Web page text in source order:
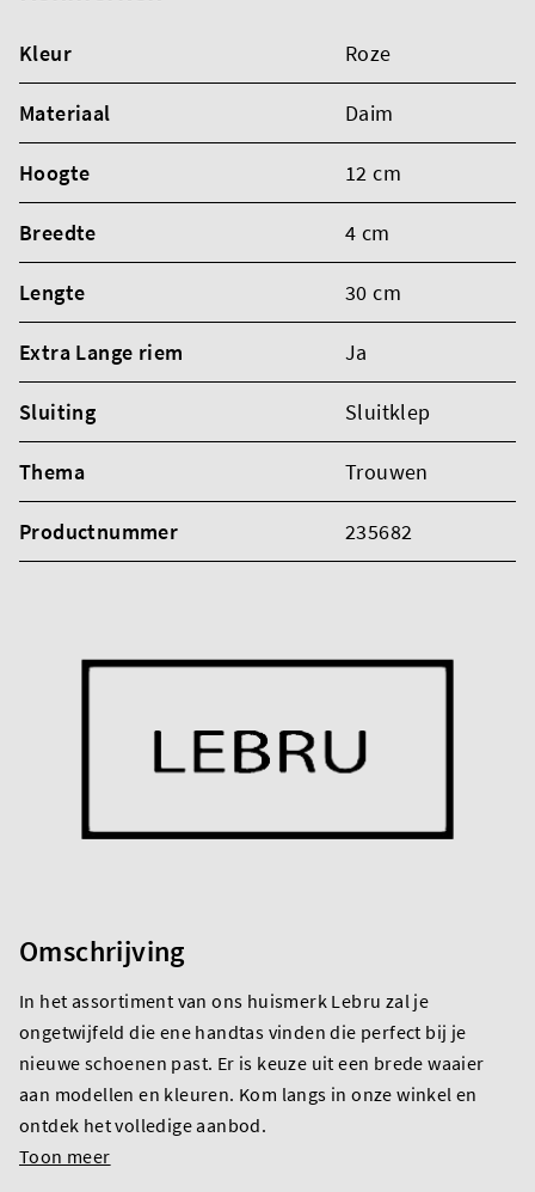
Kleur Roze
Materiaal Daim
Hoogte 12 cm
Breedte 4 cm
Lengte 30 cm
Extra Lange riem Ja
Sluiting Sluitklep
Thema Trouwen
Productnummer 235682
Omschrijving
In het assortiment van ons huismerk Lebru zal je
ongetwijfeld die ene handtas vinden die perfect bij je
nieuwe schoenen past. Er is keuze uit een brede waaier
aan modellen en kleuren. Kom langs in onze winkel en
ontdek het volledige aanbod.
Toon meer